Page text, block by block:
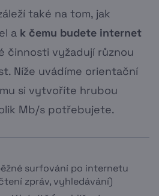
také na tom, jak
a k čemu budete internet
činnosti vyžadují různou
Níže uvádíme orientační
si vytvoříte hrubou
Mb/s potřebujete.
surfování po internetu
zpráv, vyhledávání)